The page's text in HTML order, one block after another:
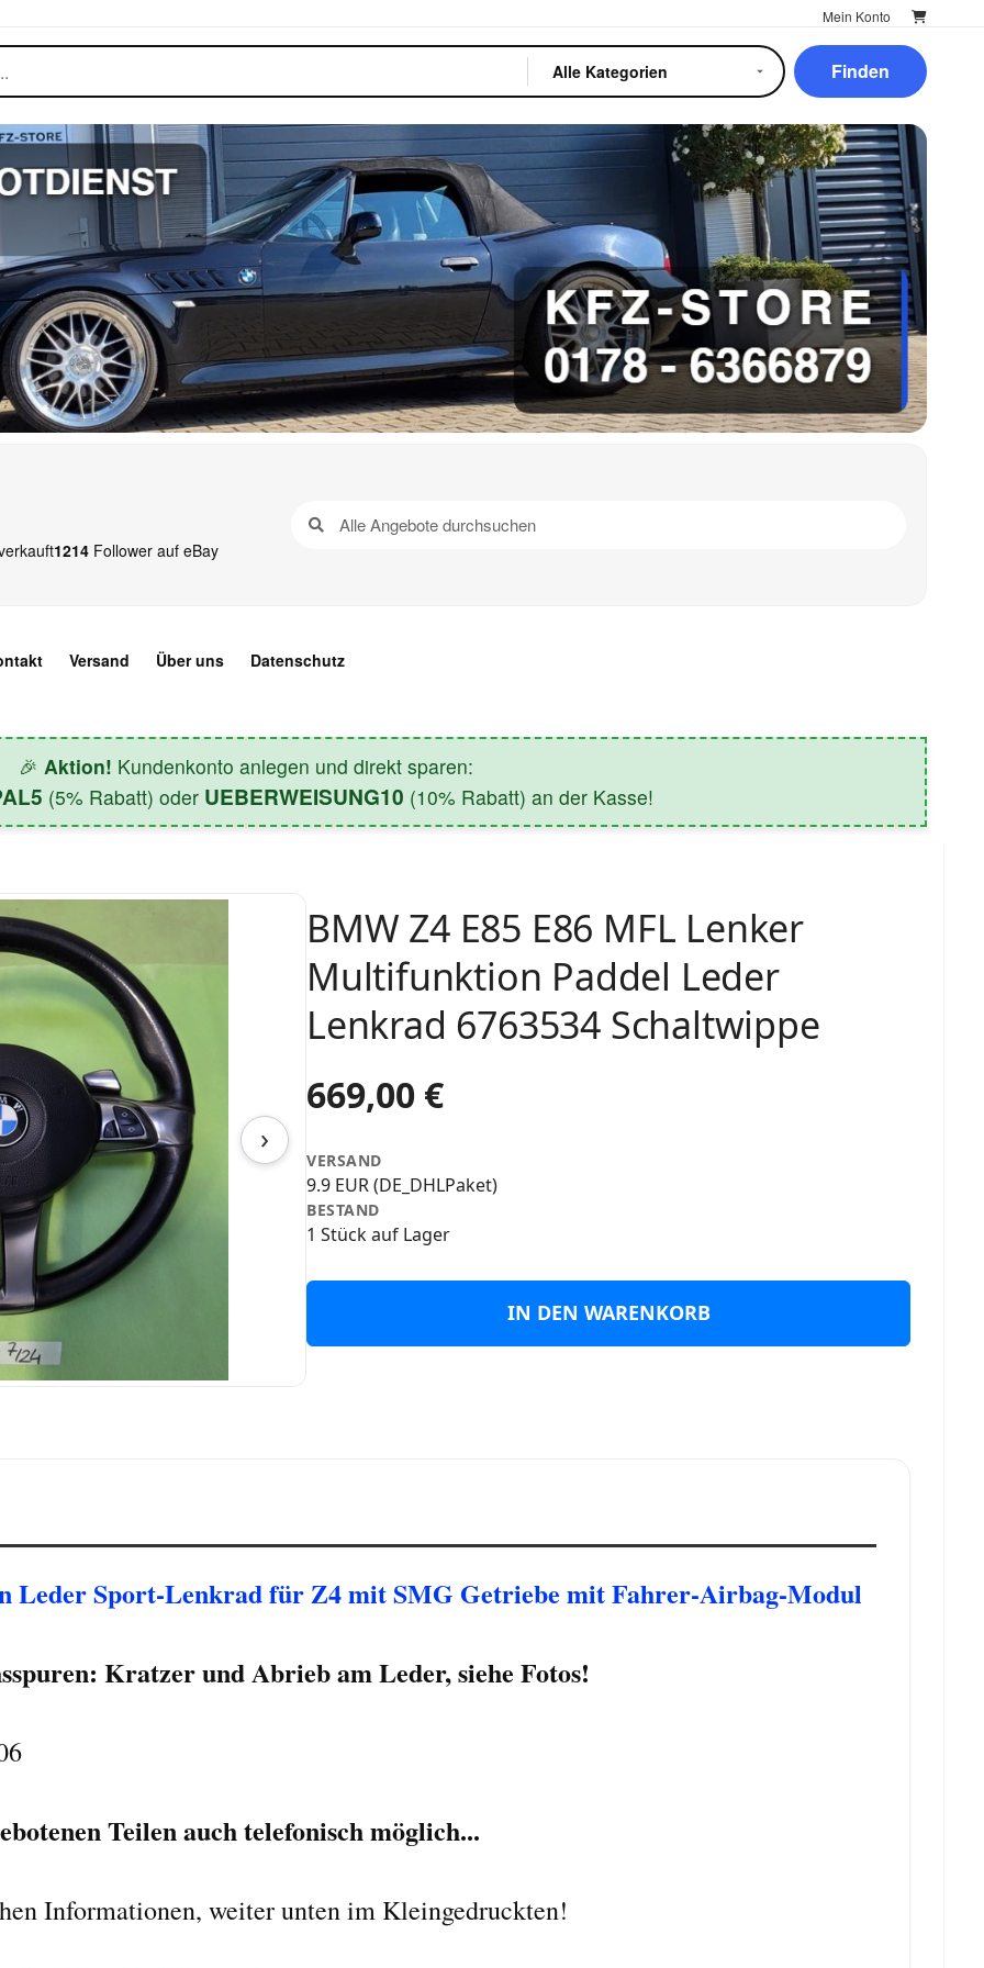
Mein Konto
Finden
1214 Follower auf eBay
Versand Über uns Datenschutz
🎉 Aktion! Kundenkonto anlegen und direkt sparen:
(5% Rabatt) oder UEBERWEISUNG10 (10% Rabatt) an der Kasse!
›
BMW Z4 E85 E86 MFL Lenker
Multifunktion Paddel Leder
Lenkrad 6763534 Schaltwippe
669,00 €
VERSAND
9.9 EUR (DE_DHLPaket)
BESTAND
1 Stück auf Lager
IN DEN WARENKORB
Leder Sport-Lenkrad für Z4 mit SMG Getriebe mit Fahrer-Airbag-Modul
Kratzer und Abrieb am Leder, siehe Fotos!
Teilen auch telefonisch möglich...
Informationen, weiter unten im Kleingedruckten!